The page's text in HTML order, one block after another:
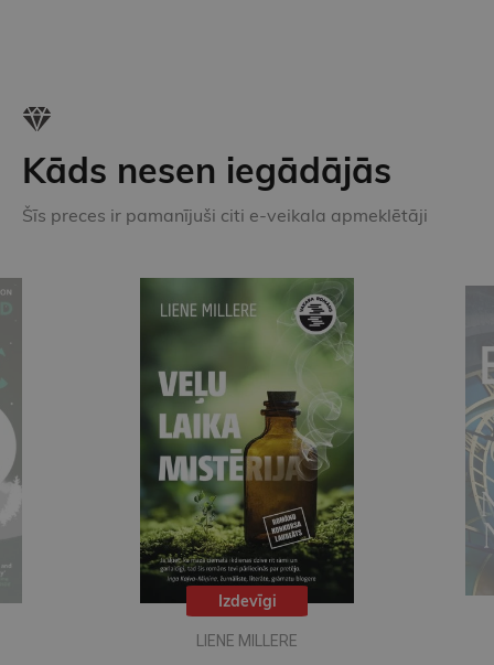
Kāds nesen iegādājās
Šīs preces ir pamanījuši citi e-veikala apmeklētāji
Izdevīgi
LIENE MILLERE